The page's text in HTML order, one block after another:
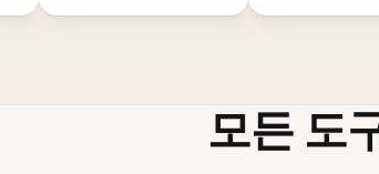
모든 도